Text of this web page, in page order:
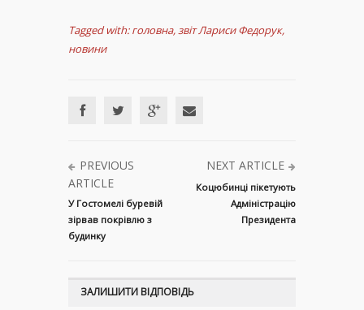
Tagged with: головна,звіт Лариси Федорук,
новини
PREVIOUS
ARTICLE
У Гостомелі буревій
зірвав покрівлю з
будинку
NEXT ARTICLE
Коцюбинці пікетують
Адміністрацію
Президента
ЗАЛИШИТИ ВІДПОВІДЬ